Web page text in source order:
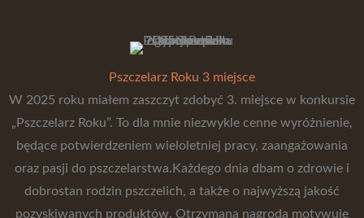
Pszczelarz Roku 3 miejsce
W 2025 roku miałem zaszczyt zdobyć 3. miejsce w konkursie
„Pszczelarz Roku”. To dla mnie niezwykle cenne wyróżnienie,
będące potwierdzeniem wieloletniej pracy, zaangażowania
oraz pasji do pszczelarstwa.Każdego dnia dbam o zdrowie i
dobrostan rodzin pszczelich, a także o najwyższą jakość
pozyskiwanych produktów. Otrzymana nagroda motywuje